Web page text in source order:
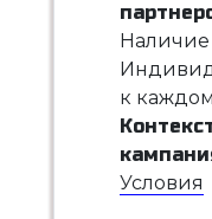
Наличие
к
Условия